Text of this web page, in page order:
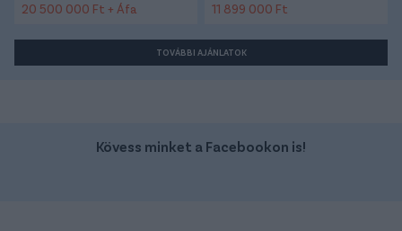
20 500 000 Ft + Áfa 11 899 000 Ft
TOVÁBBI AJÁNLATOK
Kövess minket a Facebookon is!